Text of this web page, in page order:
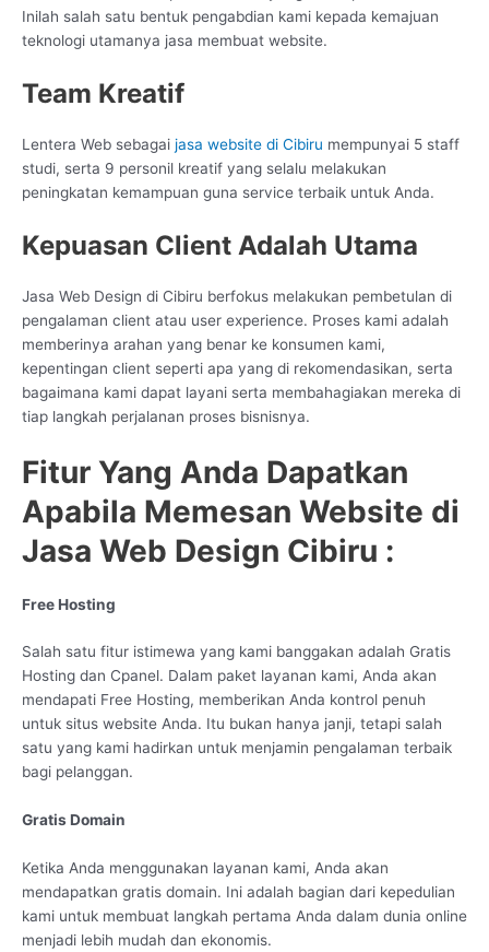
Inilah salah satu bentuk pengabdian kami kepada kemajuan
teknologi utamanya jasa membuat website.
Team Kreatif
Lentera Web sebagai jasa website di Cibiru mempunyai 5 staff
studi, serta 9 personil kreatif yang selalu melakukan
peningkatan kemampuan guna service terbaik untuk Anda.
Kepuasan Client Adalah Utama
Jasa Web Design di Cibiru berfokus melakukan pembetulan di
pengalaman client atau user experience. Proses kami adalah
memberinya arahan yang benar ke konsumen kami,
kepentingan client seperti apa yang di rekomendasikan, serta
bagaimana kami dapat layani serta membahagiakan mereka di
tiap langkah perjalanan proses bisnisnya.
Fitur Yang Anda Dapatkan
Apabila Memesan Website di
Jasa Web Design Cibiru :
Free Hosting
Salah satu fitur istimewa yang kami banggakan adalah Gratis
Hosting dan Cpanel. Dalam paket layanan kami, Anda akan
mendapati Free Hosting, memberikan Anda kontrol penuh
untuk situs website Anda. Itu bukan hanya janji, tetapi salah
satu yang kami hadirkan untuk menjamin pengalaman terbaik
bagi pelanggan.
Gratis Domain
Ketika Anda menggunakan layanan kami, Anda akan
mendapatkan gratis domain. Ini adalah bagian dari kepedulian
kami untuk membuat langkah pertama Anda dalam dunia online
menjadi lebih mudah dan ekonomis.